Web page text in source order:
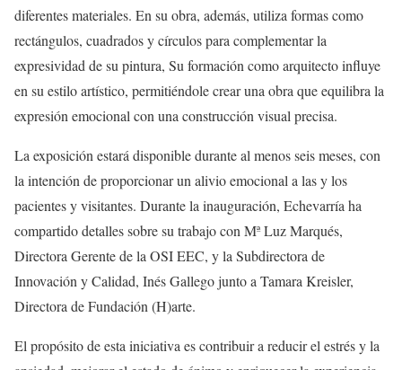
diferentes materiales. En su obra, además, utiliza formas como
rectángulos, cuadrados y círculos para complementar la
expresividad de su pintura, Su formación como arquitecto influye
en su estilo artístico, permitiéndole crear una obra que equilibra la
expresión emocional con una construcción visual precisa.
La exposición estará disponible durante al menos seis meses, con
la intención de proporcionar un alivio emocional a las y los
pacientes y visitantes. Durante la inauguración, Echevarría ha
compartido detalles sobre su trabajo con Mª Luz Marqués,
Directora Gerente de la OSI EEC, y la Subdirectora de
Innovación y Calidad, Inés Gallego junto a Tamara Kreisler,
Directora de Fundación (H)arte.
El propósito de esta iniciativa es contribuir a reducir el estrés y la